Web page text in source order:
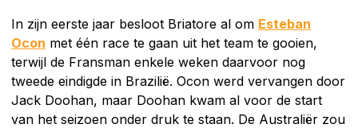
In zijn eerste jaar besloot Briatore al om Esteban
Ocon met één race te gaan uit het team te gooien,
terwijl de Fransman enkele weken daarvoor nog
tweede eindigde in Brazilië. Ocon werd vervangen door
Jack Doohan, maar Doohan kwam al voor de start
van het seizoen onder druk te staan. De Australiër zou